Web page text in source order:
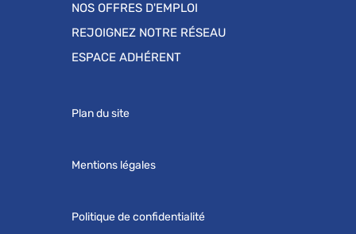
NOS OFFRES D'EMPLOI
REJOIGNEZ NOTRE RÉSEAU
ESPACE ADHÉRENT
Plan du site
Mentions légales
Politique de confidentialité